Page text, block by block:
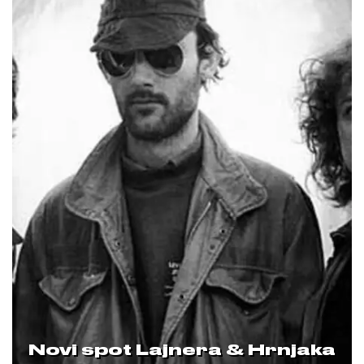
Novi spot Lajnera & Hrnjaka